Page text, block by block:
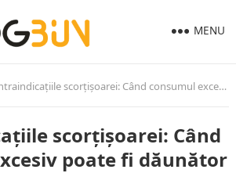
MENU
scorțișoarei: Când consumul excesiv poate fi dăunător
scorțișoarei: Când
poate fi dăunător